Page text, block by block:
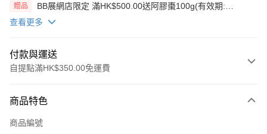
贈品
BB展網店限定 滿HK$500.00送阿膠棗100g(有效期:
12/12/26)(贈品)(送完即止）
查看更多
付款與運送
自提點滿HK$350.00免運費
信用卡
AlipayHK
商品特色
商品編號